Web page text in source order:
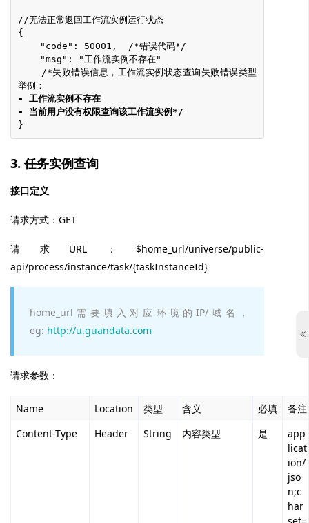
//无法正常返回工作流实例运行状态
{
"code": 50001,  /*错误代码*/
"msg": "工作流实例不存在"
举例：
- 工作流实例不存在
- 当前用户没有权限查询该工作流实例*/
}
3. 任务实例查询
接口定义
请求方式：GET
请求URL：$home_url/universe/public-
api/process/instance/task/{taskInstanceId}
home_url需要填入对应环境的IP/域名，
eg: http://u.guandata.com
请求参数：
Name Location 类型 含义 必填
备注
Content-Type
Header String 内容类型 是
app
licat
ion/
jso
n;c
har